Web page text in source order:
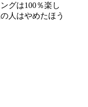
グは100％楽し
人はやめたほう